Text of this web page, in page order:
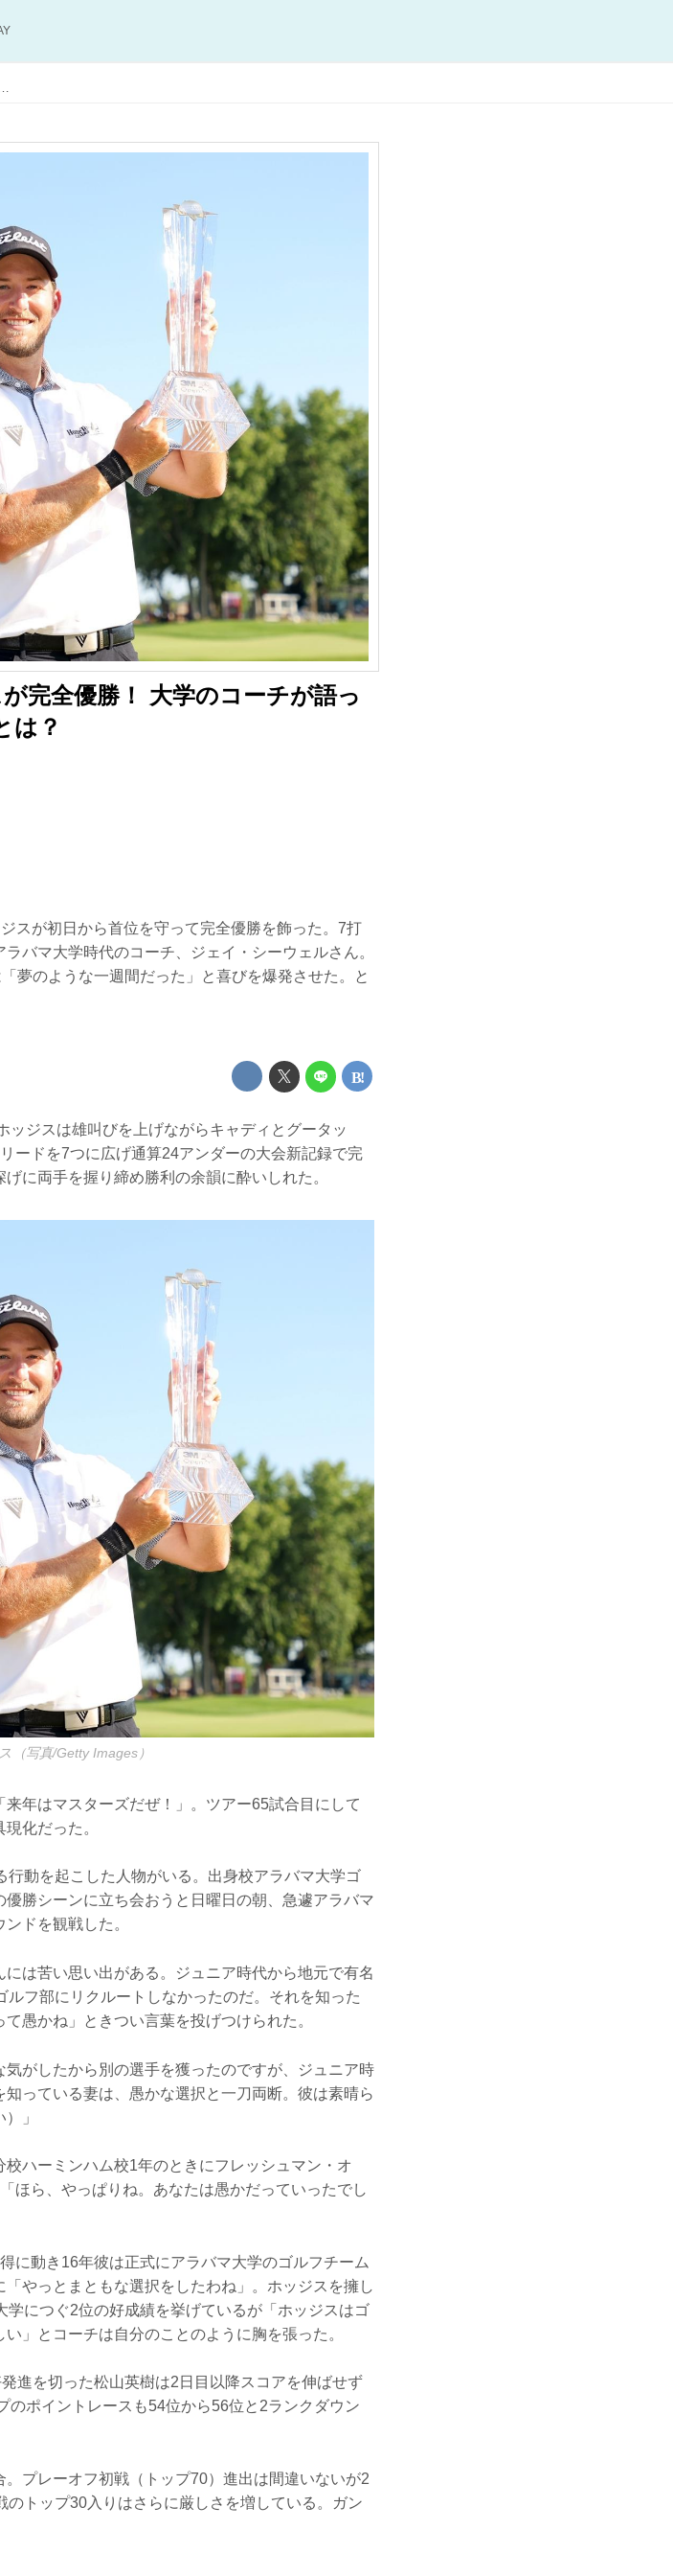
勝！ 大学のコーチが語った「私は愚かだった」の意味とは？
完全優勝！ 大学のコーチが語っ
は？
スが初日から首位を守って完全優勝を飾った。7打
バマ大学時代のコーチ、ジェイ・シーウェルさん。
夢のような一週間だった」と喜びを爆発させた。と
ジスは雄叫びを上げながらキャディとグータッ
ードを7つに広げ通算24アンダーの大会新記録で完
に両手を握り締め勝利の余韻に酔いしれた。
写真/Getty Images）
年はマスターズだぜ！」。ツアー65試合目にして
化だった。
動を起こした人物がいる。出身校アラバマ大学ゴ
勝シーンに立ち会おうと日曜日の朝、急遽アラバマ
ドを観戦した。
は苦い思い出がある。ジュニア時代から地元で有名
フ部にリクルートしなかったのだ。それを知った
愚かね」ときつい言葉を投げつけられた。
気がしたから別の選手を獲ったのですが、ジュニア時
っている妻は、愚かな選択と一刀両断。彼は素晴ら
」
ハーミンハム校1年のときにフレッシュマン・オ
ほら、やっぱりね。あなたは愚かだっていったでし
に動き16年彼は正式にアラバマ大学のゴルフチーム
やっとまともな選択をしたわね」。ホッジスを擁し
につぐ2位の好成績を挙げているが「ホッジスはゴ
い」とコーチは自分のことのように胸を張った。
進を切った松山英樹は2日目以降スコアを伸ばせず
ポイントレースも54位から56位と2ランクダウン
プレーオフ初戦（トップ70）進出は間違いないが2
トップ30入りはさらに厳しさを増している。ガン